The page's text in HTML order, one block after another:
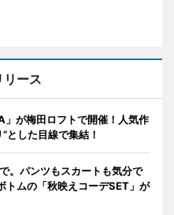
リース
」が梅田ロフトで開催！人気作
とした目線で集結！
。パンツもスカートも気分で
トムの「秋映えコーデSET」が